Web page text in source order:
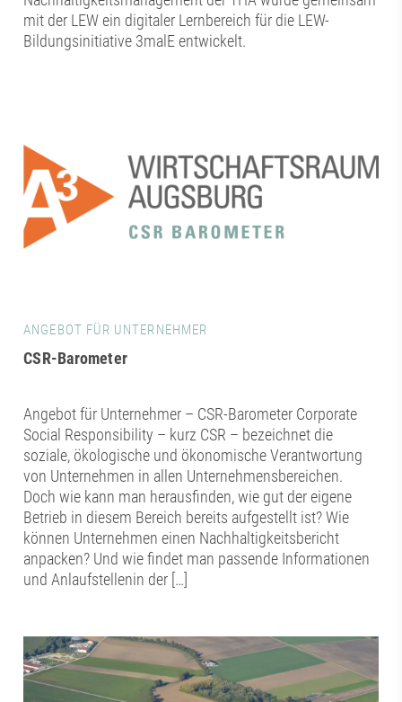
mit der LEW ein digitaler Lernbereich für die LEW-
Bildungsinitiative 3malE entwickelt.
ANGEBOT FÜR UNTERNEHMER
CSR-Barometer
Angebot für Unternehmer – CSR-Barometer Corporate
Social Responsibility – kurz CSR – bezeichnet die
soziale, ökologische und ökonomische Verantwortung
von Unternehmen in allen Unternehmensbereichen.
Doch wie kann man herausfinden, wie gut der eigene
Betrieb in diesem Bereich bereits aufgestellt ist? Wie
können Unternehmen einen Nachhaltigkeitsbericht
anpacken? Und wie findet man passende Informationen
und Anlaufstellenin der […]